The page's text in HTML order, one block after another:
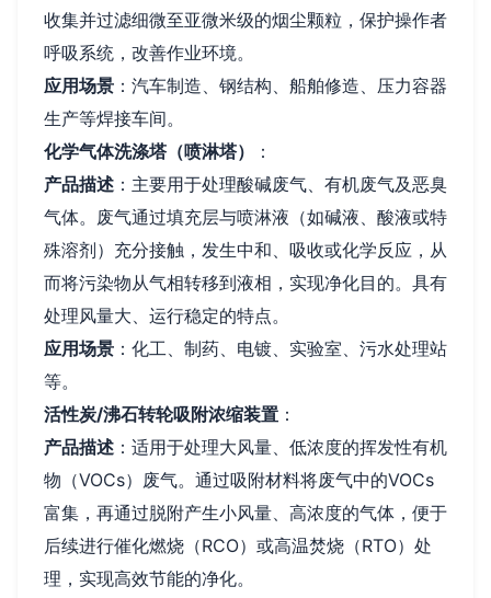
收集并过滤细微至亚微米级的烟尘颗粒，保护操作者
呼吸系统，改善作业环境。
应用场景 ：汽车制造、钢结构、船舶修造、压力容器
生产等焊接车间。
化学气体洗涤塔（喷淋塔）
：
产品描述 ：主要用于处理酸碱废气、有机废气及恶臭
气体。废气通过填充层与喷淋液（如碱液、酸液或特
殊溶剂）充分接触，发生中和、吸收或化学反应，从
而将污染物从气相转移到液相，实现净化目的。具有
处理风量大、运行稳定的特点。
应用场景 ：化工、制药、电镀、实验室、污水处理站
等。
活性炭/沸石转轮吸附浓缩装置 ：
产品描述 ：适用于处理大风量、低浓度的挥发性有机
物（VOCs）废气。通过吸附材料将废气中的VOCs
富集，再通过脱附产生小风量、高浓度的气体，便于
后续进行催化燃烧（RCO）或高温焚烧（RTO）处
理，实现高效节能的净化。